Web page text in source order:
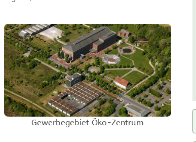
Gewerbegebiet Öko-Zentrum